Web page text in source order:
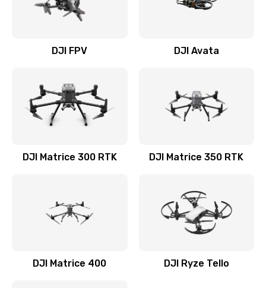
DJI FPV DJI Avata
DJI Matrice 300 RTK DJI Matrice 350 RTK
DJI Matrice 400 DJI Ryze Tello